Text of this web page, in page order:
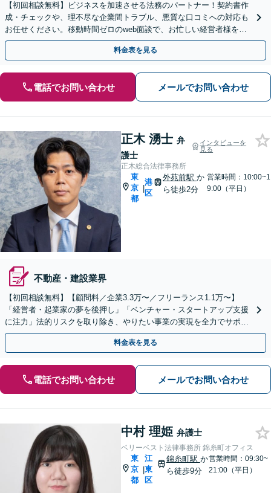
【初回相談無料】ビジネスを加速させる法務のパートナー！契約書作
成・チェックや、理不尽な企業間トラブル、悪質な口コミへの対応も
お任せください。移動時間ゼロのweb面談で、お忙しい経営者様を強
力にサポートします。【夜間・休日相談可能】
料金表を見る
電話でお問い合わせ メールでお問い合わせ
正木 湧士 弁
護士
インタビューを
見る
正木総合法律事務所
東
京
都
|
港
区
外苑前駅 か
ら徒歩2分
営業時間：10:00~1
9:00（平日）
不動産・建設業界
【初回相談無料】【顧問料／企業3.3万〜／フリーランス1.1万〜】
「経営者・起業家の夢を後押し」「ベンチャー・スタートアップ支援
に注力」法的リスクを取り除き、やりたい事業の実現を全力でサポー
ト。【休日・夜間相談可】
料金表を見る
電話でお問い合わせ メールでお問い合わせ
中村 理姫 弁護士
ベリーベスト法律事務所 錦糸町オフィス
東
京
都
|
江
東
区
錦糸町駅 か
ら徒歩9分
営業時間：09:30~
21:00（平日）